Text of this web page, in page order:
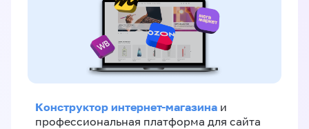
Конструктор интернет-магазина и
профессиональная платформа для сайта